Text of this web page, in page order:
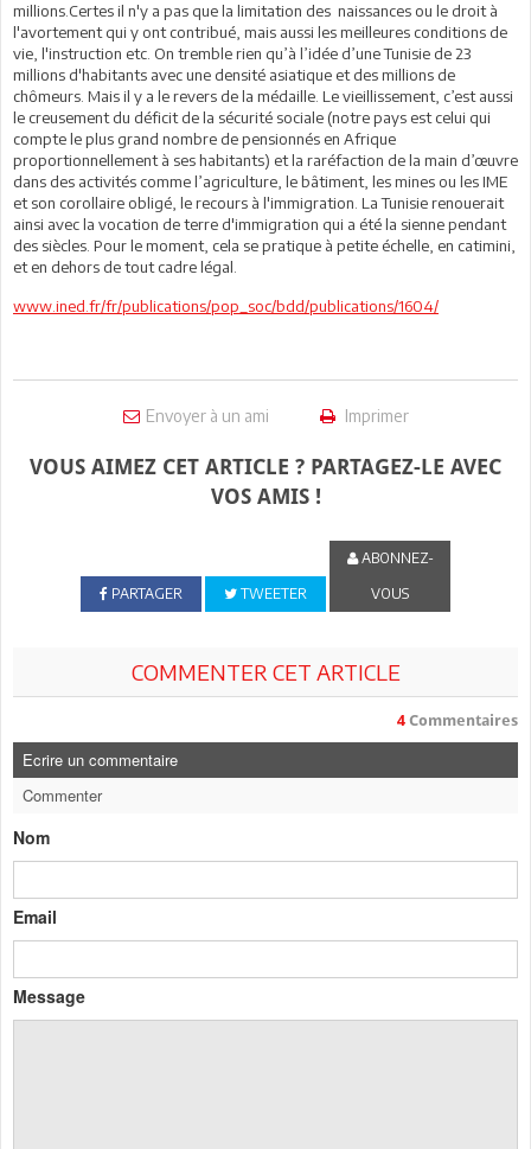
millions.Certes il n'y a pas que la limitation des naissances ou le droit à
l'avortement qui y ont contribué, mais aussi les meilleures conditions de
vie, l'instruction etc. On tremble rien qu’à l’idée d’une Tunisie de 23
millions d'habitants avec une densité asiatique et des millions de
chômeurs. Mais il y a le revers de la médaille. Le vieillissement, c’est aussi
le creusement du déficit de la sécurité sociale (notre pays est celui qui
compte le plus grand nombre de pensionnés en Afrique
proportionnellement à ses habitants) et la raréfaction de la main d’œuvre
dans des activités comme l’agriculture, le bâtiment, les mines ou les IME
et son corollaire obligé, le recours à l'immigration. La Tunisie renouerait
ainsi avec la vocation de terre d'immigration qui a été la sienne pendant
des siècles. Pour le moment, cela se pratique à petite échelle, en catimini,
et en dehors de tout cadre légal.
www.ined.fr/fr/publications/pop_soc/bdd/publications/1604/
Envoyer à un ami Imprimer
VOUS AIMEZ CET ARTICLE ? PARTAGEZ-LE AVEC
VOS AMIS !
PARTAGER TWEETER
ABONNEZ-
VOUS
COMMENTER CET ARTICLE
4 Commentaires
Ecrire un commentaire
Commenter
Nom
Email
Message